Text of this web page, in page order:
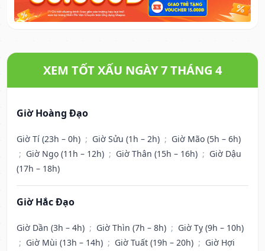
XEM TỐT XẤU NGÀY 7 THÁNG 4
Giờ Hoàng Đạo
Giờ Tí (23h – 0h) ; Giờ Sửu (1h – 2h) ; Giờ Mão (5h – 6h)
; Giờ Ngọ (11h – 12h) ; Giờ Thân (15h – 16h) ; Giờ Dậu
(17h – 18h)
Giờ Hắc Đạo
Giờ Dần (3h – 4h) ; Giờ Thìn (7h – 8h) ; Giờ Tỵ (9h – 10h)
; Giờ Mùi (13h – 14h) ; Giờ Tuất (19h – 20h) ; Giờ Hợi